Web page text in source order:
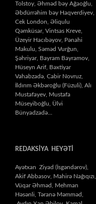
Tolstoy, Əhməd bəy Ağaoğlu,
Əbdürrəhim bəy Haqverdiyev,
Cek London, Əliqulu
Qəmküsar, Vintsas Kreve,
Üzeyir Hacıbəyov, Pənahi
Makulu, Səməd Vurğun,
Şəhriyar, Bayram Bayramov,
Hüseyn Arif, Bəxtiyar
Vahabzadə, Cabir Novruz,
İldırım Əkbəroğlu (Füzuli), Alı
Mustafayev, Mustafa
Müseyiboğlu, Ülvi
Bünyadzadə…
REDAKSİYA HEYƏTİ
Ayətxan Ziyad (İsgəndərov),
Akif Abbasov, Mahirə Nağıqızı,
Vüqar Əhməd, Mehman
Həsənli, Təranə Məmməd,